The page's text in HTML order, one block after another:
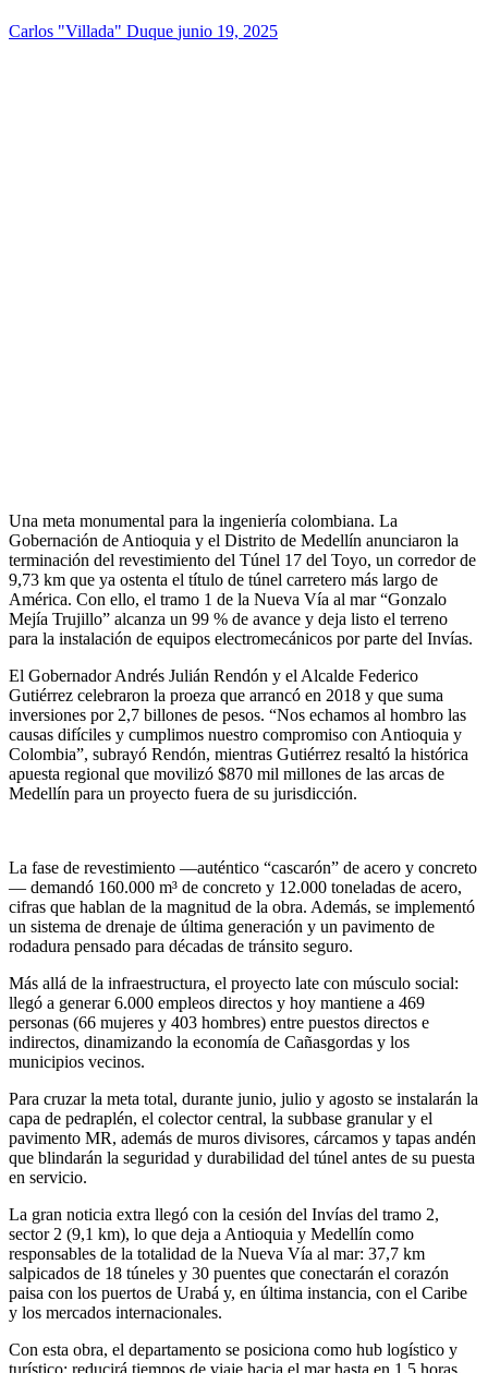
Carlos "Villada" Duque junio 19, 2025
Una meta monumental para la ingeniería colombiana. La
Gobernación de Antioquia y el Distrito de Medellín anunciaron la
terminación del revestimiento del Túnel 17 del Toyo, un corredor de
9,73 km que ya ostenta el título de túnel carretero más largo de
América. Con ello, el tramo 1 de la Nueva Vía al mar “Gonzalo
Mejía Trujillo” alcanza un 99 % de avance y deja listo el terreno
para la instalación de equipos electromecánicos por parte del Invías.
El Gobernador Andrés Julián Rendón y el Alcalde Federico
Gutiérrez celebraron la proeza que arrancó en 2018 y que suma
inversiones por 2,7 billones de pesos. “Nos echamos al hombro las
causas difíciles y cumplimos nuestro compromiso con Antioquia y
Colombia”, subrayó Rendón, mientras Gutiérrez resaltó la histórica
apuesta regional que movilizó $870 mil millones de las arcas de
Medellín para un proyecto fuera de su jurisdicción.
La fase de revestimiento —auténtico “cascarón” de acero y concreto
— demandó 160.000 m³ de concreto y 12.000 toneladas de acero,
cifras que hablan de la magnitud de la obra. Además, se implementó
un sistema de drenaje de última generación y un pavimento de
rodadura pensado para décadas de tránsito seguro.
Más allá de la infraestructura, el proyecto late con músculo social:
llegó a generar 6.000 empleos directos y hoy mantiene a 469
personas (66 mujeres y 403 hombres) entre puestos directos e
indirectos, dinamizando la economía de Cañasgordas y los
municipios vecinos.
Para cruzar la meta total, durante junio, julio y agosto se instalarán la
capa de pedraplén, el colector central, la subbase granular y el
pavimento MR, además de muros divisores, cárcamos y tapas andén
que blindarán la seguridad y durabilidad del túnel antes de su puesta
en servicio.
La gran noticia extra llegó con la cesión del Invías del tramo 2,
sector 2 (9,1 km), lo que deja a Antioquia y Medellín como
responsables de la totalidad de la Nueva Vía al mar: 37,7 km
salpicados de 18 túneles y 30 puentes que conectarán el corazón
paisa con los puertos de Urabá y, en última instancia, con el Caribe
y los mercados internacionales.
Con esta obra, el departamento se posiciona como hub logístico y
turístico: reducirá tiempos de viaje hacia el mar hasta en 1,5 horas,